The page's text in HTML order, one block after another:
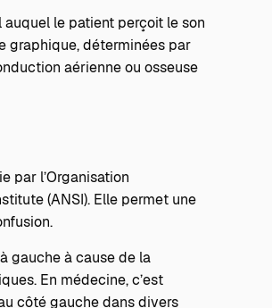
le patient perçoit le son
graphique, déterminées par
aérienne ou osseuse
par l’Organisation
(ANSI). Elle permet une
gauche à cause de la
En médecine, c’est
côté gauche dans divers